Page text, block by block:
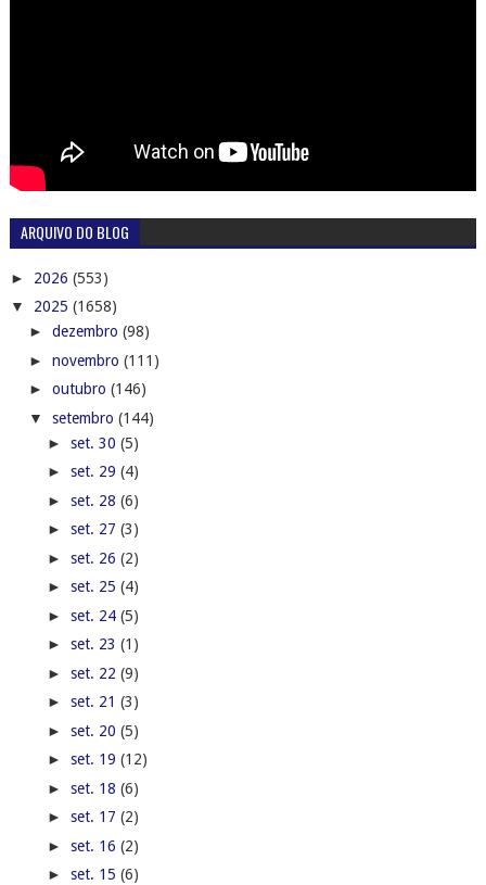
ARQUIVO DO BLOG
► 2026 (553)
▼ 2025 (1658)
► dezembro (98)
► novembro (111)
► outubro (146)
▼ setembro (144)
► set. 30 (5)
► set. 29 (4)
► set. 28 (6)
► set. 27 (3)
► set. 26 (2)
► set. 25 (4)
► set. 24 (5)
► set. 23 (1)
► set. 22 (9)
► set. 21 (3)
► set. 20 (5)
► set. 19 (12)
► set. 18 (6)
► set. 17 (2)
► set. 16 (2)
► set. 15 (6)